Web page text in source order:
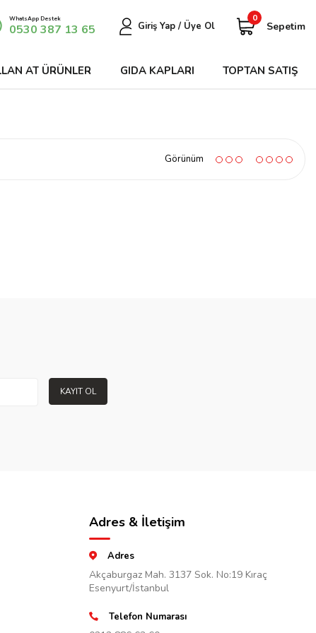
WhatsApp Destek
0530 387 13 65 Giriş Yap / Üye Ol
0
Sepetim
AT ÜRÜNLER GIDA KAPLARI TOPTAN SATIŞ
Görünüm
KAYIT OL
Adres & İletişim
Adres
Akçaburgaz Mah. 3137 Sok. No:19 Kıraç
Esenyurt/İstanbul
Telefon Numarası